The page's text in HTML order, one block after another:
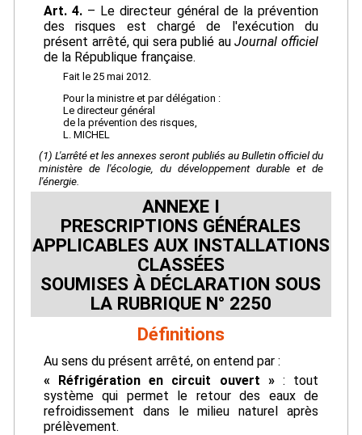
Art. 4. – Le directeur général de la prévention
des risques est chargé de l'exécution du
présent arrêté, qui sera publié auJournal officiel
de la République française.
Fait le 25 mai 2012.
Pour la ministre et par délégation :
Le directeur général
de la prévention des risques,
L. MICHEL
(1) L'arrêté et les annexes seront publiés auBulletin officieldu
ministère de l'écologie, du développement durable et de
l'énergie.
ANNEXE I
PRESCRIPTIONS GÉNÉRALES
APPLICABLES AUX INSTALLATIONS
CLASSÉES
SOUMISES À DÉCLARATION SOUS
LA RUBRIQUE N° 2250
Définitions
Au sens du présent arrêté, on entend par :
« Réfrigération en circuit ouvert »: tout
système qui permet le retour des eaux de
refroidissement dans le milieu naturel après
prélèvement.